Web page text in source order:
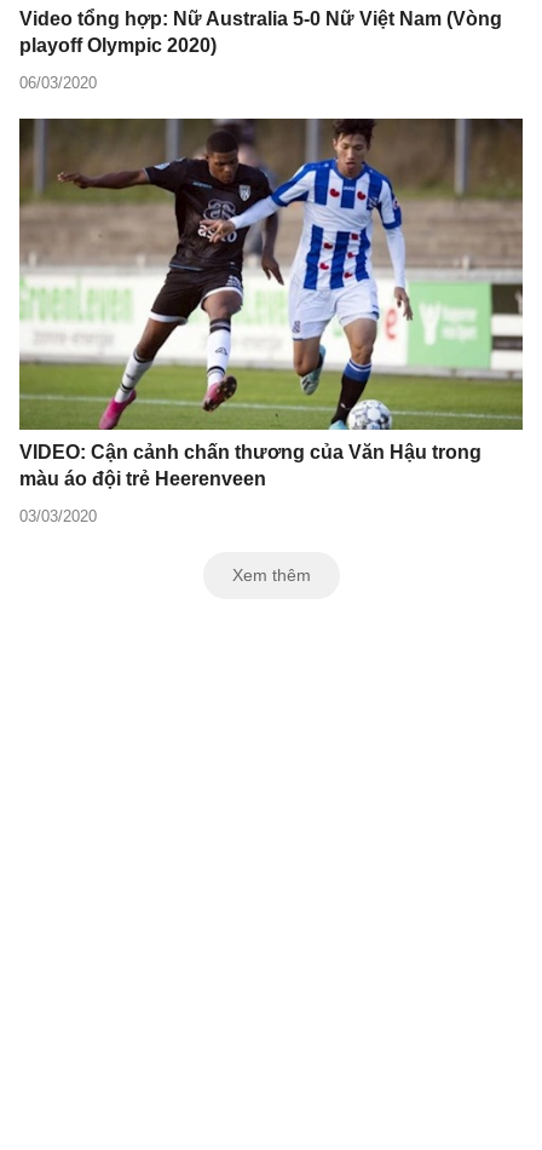
Video tổng hợp: Nữ Australia 5-0 Nữ Việt Nam (Vòng
playoff Olympic 2020)
06/03/2020
VIDEO: Cận cảnh chấn thương của Văn Hậu trong
màu áo đội trẻ Heerenveen
03/03/2020
Xem thêm